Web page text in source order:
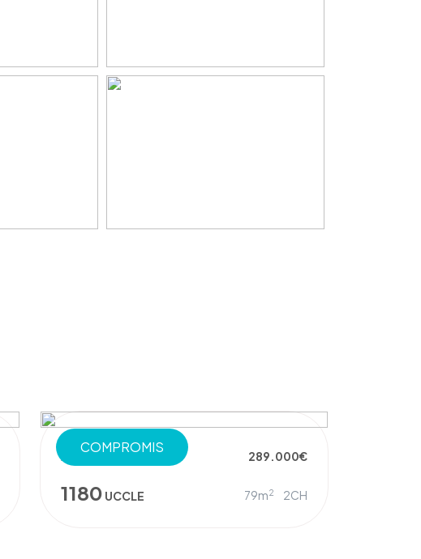
COMPROMIS
APPARTEMENT 289.000€
1180 UCCLE 79m2 2CH